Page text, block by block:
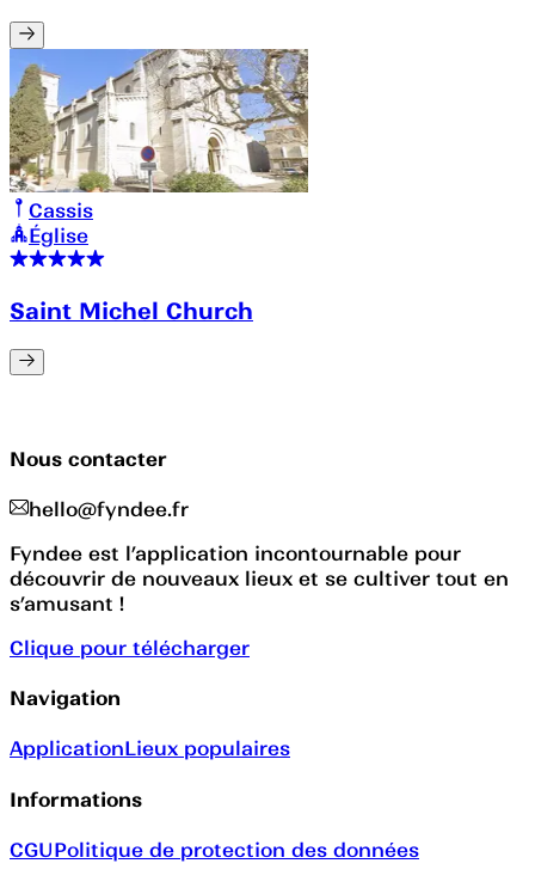
Cassis
Église
Saint Michel Church
Nous contacter
hello@fyndee.fr
Fyndee est l’application incontournable pour
découvrir de nouveaux lieux et se cultiver tout en
s’amusant !
Clique pour télécharger
Navigation
ApplicationLieux populaires
Informations
CGUPolitique de protection des données